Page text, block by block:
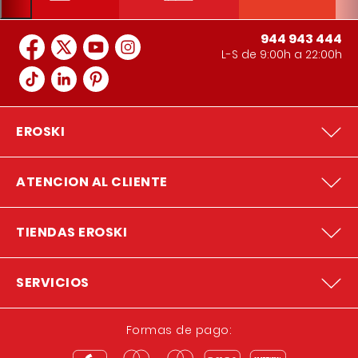
944 943 444
L-S de 9:00h a 22:00h
EROSKI
ATENCION AL CLIENTE
TIENDAS EROSKI
SERVICIOS
Formas de pago: